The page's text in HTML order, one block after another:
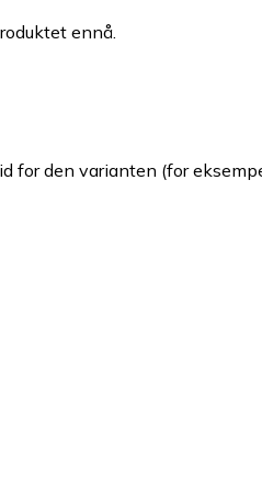
ennå.
for den varianten (for